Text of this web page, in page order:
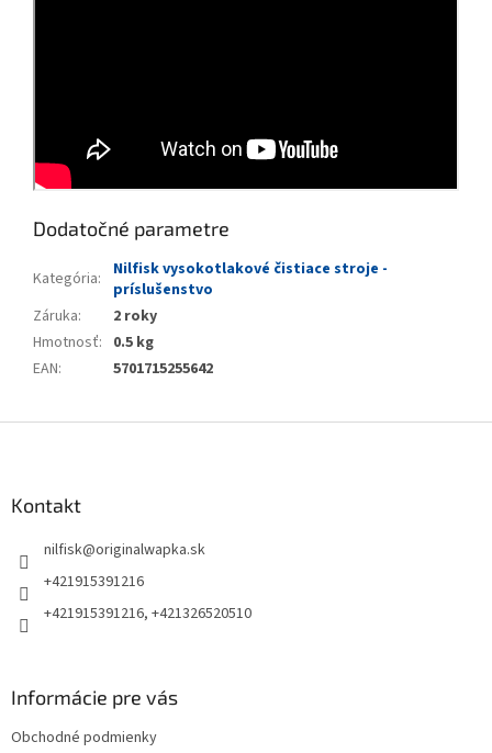
Dodatočné parametre
Kategória:
Nilfisk vysokotlakové čistiace stroje -
príslušenstvo
Záruka:
2 roky
Hmotnosť: 0.5 kg
EAN: 5701715255642
Kontakt
nilfisk@originalwapka.sk
+421915391216
+421915391216, +421326520510
Informácie pre vás
Obchodné podmienky